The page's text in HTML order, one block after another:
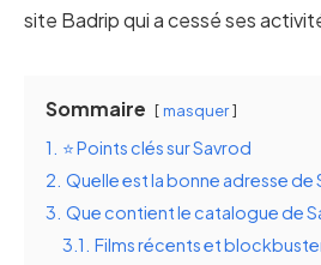
site Badrip qui a cessé ses
Sommaire masquer
1.
⭐ Points clés sur Savrod
2. Quelle est la bonne adresse de
3. Que contient le catalogue de
3.1. Films récents et